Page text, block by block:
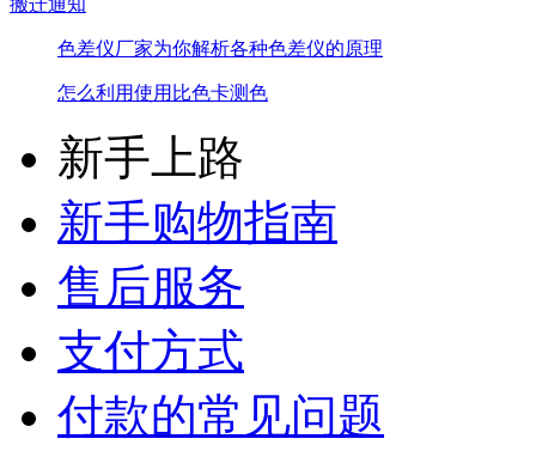
色差仪厂家为你解析各种色差仪的原理
怎么利用使用比色卡测色
新手上路
新手购物指南
售后服务
支付方式
付款的常见问题